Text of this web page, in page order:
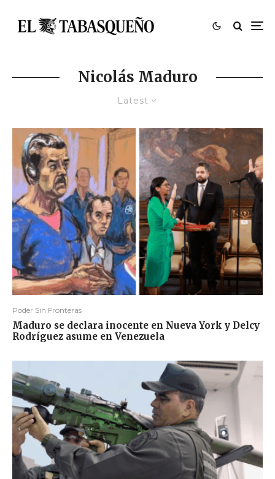
Nicolás Maduro
Latest
Poder Sin Fronteras
Maduro se declara inocente en Nueva York y Delcy
Rodríguez asume en Venezuela